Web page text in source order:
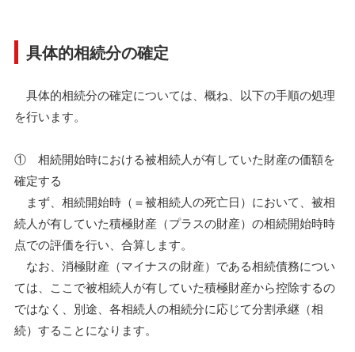
具体的相続分の確定
具体的相続分の確定については、概ね、以下の手順の処理
を行います。
① 相続開始時における被相続人が有していた財産の価額を
確定する
まず、相続開始時（＝被相続人の死亡日）において、被相
続人が有していた積極財産（プラスの財産）の相続開始時時
点での評価を行い、合算します。
なお、消極財産（マイナスの財産）である相続債務につい
ては、ここで被相続人が有していた積極財産から控除するの
ではなく、別途、各相続人の相続分に応じて分割承継（相
続）することになります。